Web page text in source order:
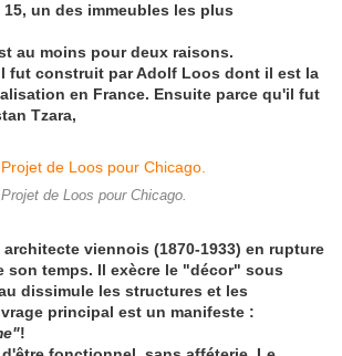
un des immeubles les plus
au moins pour deux raisons.
fut construit par Adolf Loos dont il est la
en France. Ensuite parce qu'il fut
Tzara,
Projet de Loos pour Chicago.
viennois (1870-1933) en rupture
son temps. Il exècre le "décor" sous
dissimule les structures et les
principal est un manifeste :
!